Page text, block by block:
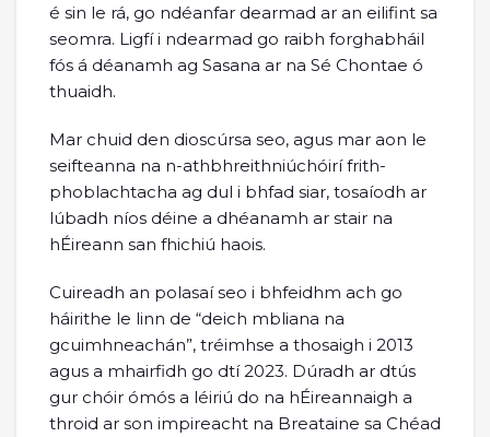
é sin le rá, go ndéanfar dearmad ar an eilifint sa
seomra. Ligfí i ndearmad go raibh forghabháil
fós á déanamh ag Sasana ar na Sé Chontae ó
thuaidh.
Mar chuid den dioscúrsa seo, agus mar aon le
seifteanna na n-athbhreithniúchóirí frith-
phoblachtacha ag dul i bhfad siar, tosaíodh ar
lúbadh níos déine a dhéanamh ar stair na
hÉireann san fhichiú haois.
Cuireadh an polasaí seo i bhfeidhm ach go
háirithe le linn de “deich mbliana na
gcuimhneachán”, tréimhse a thosaigh i 2013
agus a mhairfidh go dtí 2023. Dúradh ar dtús
gur chóir ómós a léiriú do na hÉireannaigh a
throid ar son impireacht na Breataine sa Chéad